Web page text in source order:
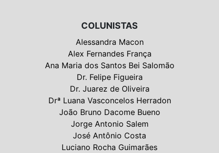
COLUNISTAS
Alessandra Macon
Alex Fernandes França
Ana Maria dos Santos Bei Salomão
Dr. Felipe Figueira
Dr. Juarez de Oliveira
Drª Luana Vasconcelos Herradon
João Bruno Dacome Bueno
Jorge Antonio Salem
José Antônio Costa
Luciano Rocha Guimarães